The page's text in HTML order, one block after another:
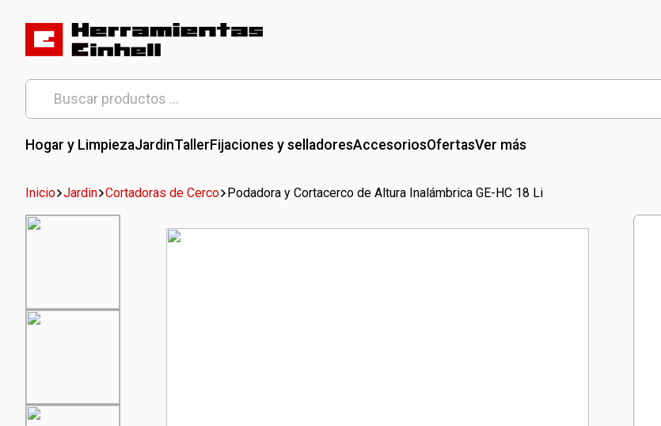
content
Herramientas Einhell
Distribuidor Oficial
Buscar
por:
Hogar y LimpiezaJardinTallerFijaciones y selladoresAccesoriosOfertasVer más
Inicio Jardin Cortadoras de Cerco Podadora y Cortacerco de Altura Inalámbrica GE-HC 18 Li